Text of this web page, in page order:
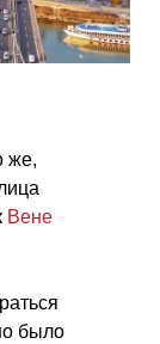
же,
Вене
было